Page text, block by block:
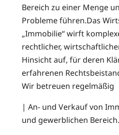
Bereich zu einer Menge
Probleme führen.Das
„Immobilie“ wirft
rechtlicher,
Hinsicht auf, für deren
erfahrenen
Wir betreuen regelmäßig
| An- und Verkauf von
und gewerblichen Bereich.